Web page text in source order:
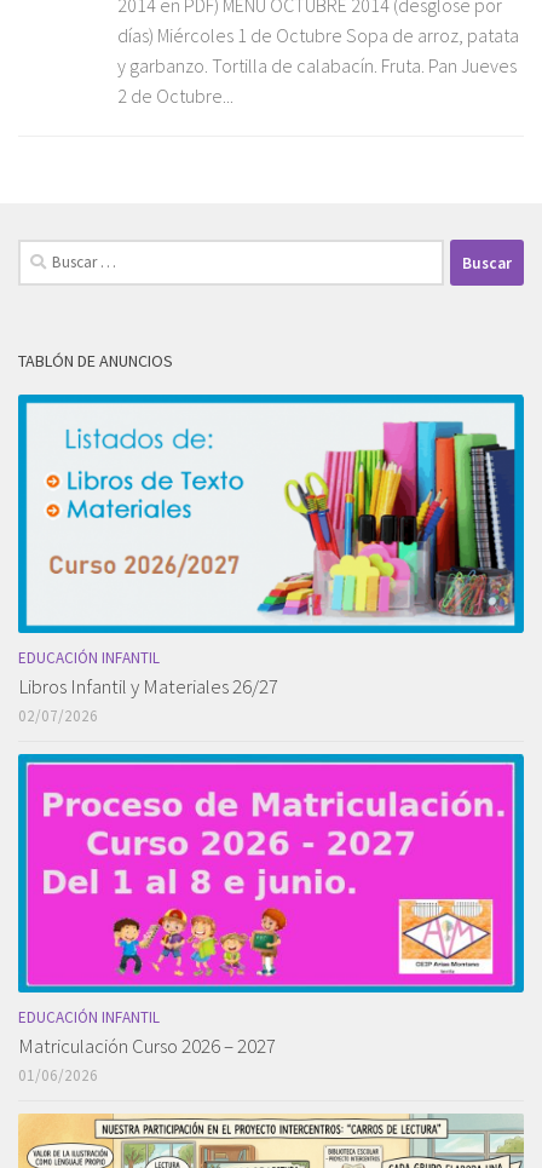
2014 en PDF) MENÚ OCTUBRE 2014 (desglose por
días) Miércoles 1 de Octubre Sopa de arroz, patata
y garbanzo. Tortilla de calabacín. Fruta. Pan Jueves
2 de Octubre...
Buscar:
TABLÓN DE ANUNCIOS
EDUCACIÓN INFANTIL
Libros Infantil y Materiales 26/27
02/07/2026
EDUCACIÓN INFANTIL
Matriculación Curso 2026 – 2027
01/06/2026